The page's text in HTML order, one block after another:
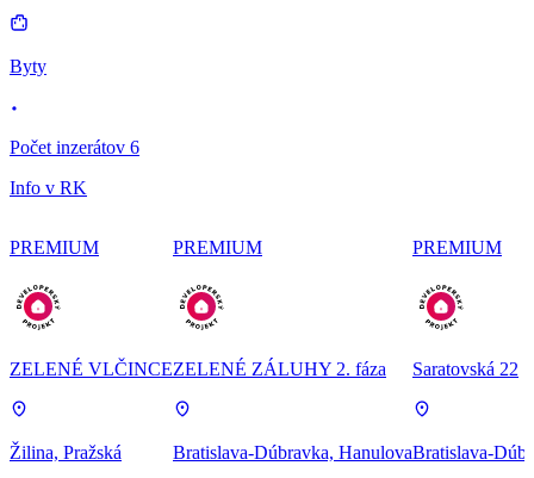
Byty
Počet inzerátov 6
Info v RK
PREMIUM
ZELENÉ VLČINCE
Žilina, Pražská
PREMIUM
ZELENÉ ZÁLUHY 2. fáza
Bratislava-Dúbravka, Hanulova
PREMIUM
Saratovská 22
Bratislava-